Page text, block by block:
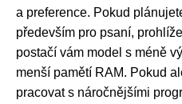
a preference. Pokud
především pro psaní,
postačí vám model s méně
menší pamětí RAM. Pokud
pracovat s náročnějšími